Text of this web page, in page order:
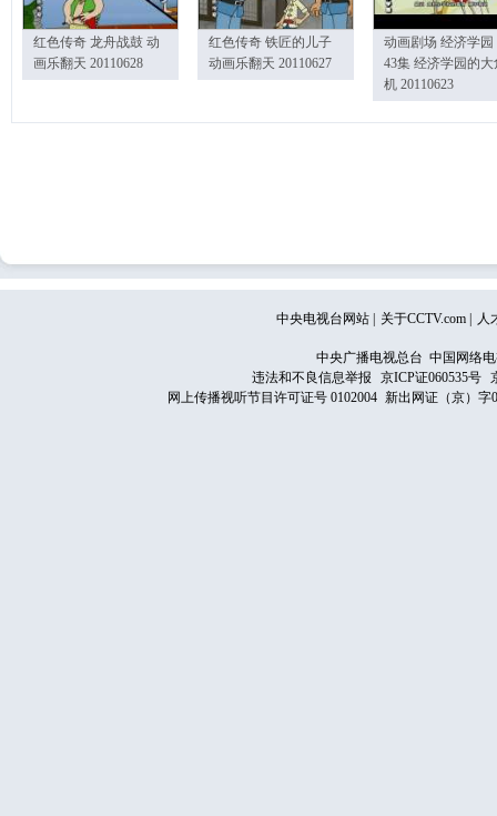
红色传奇 龙舟战鼓 动
画乐翻天 20110628
红色传奇 铁匠的儿子
动画乐翻天 20110627
动画剧场 经济学园
43集 经济学园的大
机 20110623
中央电视台网站 关于CCTV.com 人
中央广播电视总台 中国网络
违法和不良信息举报
京ICP证060535号
网上传播视听节目许可证号 0102004 新出网证（京）